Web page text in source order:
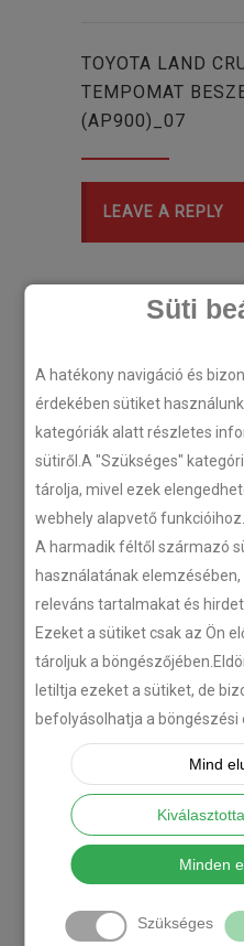
Süti
A hatékony navigáció és
érdekében sütiket
kategóriák alatt részletes
sütiről.A "Szükséges"
tárolja, mivel ezek
webhely alapvető funkcióihoz.
A harmadik féltől származó
használatának
releváns tartalmakat és
Ezeket a sütiket csak az Ön
tároljuk a
letiltja ezeket a sütiket, de
befolyásolhatja a böngészési
Mind
Minden
Szükséges
TOYOTA LAND
TEMPOMAT
(AP900)_07
LEAVE A REPLY
LEGÚJABB CIKKEK
N-
2018-
2018-